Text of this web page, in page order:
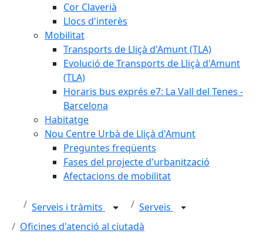
Cor Claverià
Llocs d'interès
Mobilitat
Transports de Lliçà d'Amunt (TLA)
Evolució de Transports de Lliçà d'Amunt
(TLA)
Horaris bus exprés e7: La Vall del Tenes -
Barcelona
Habitatge
Nou Centre Urbà de Lliçà d'Amunt
Preguntes freqüents
Fases del projecte d'urbanització
Afectacions de mobilitat
Serveis i tràmits
Serveis
Oficines d'atenció al ciutadà